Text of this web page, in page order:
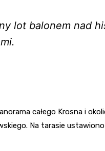
lot balonem nad
całego Krosna i
Na tarasie